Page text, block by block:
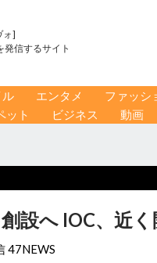
ォ]
発信するサイト
ル エンタメ ファッシ
ット ビジネス 動画
設へ IOC、近
47NEWS